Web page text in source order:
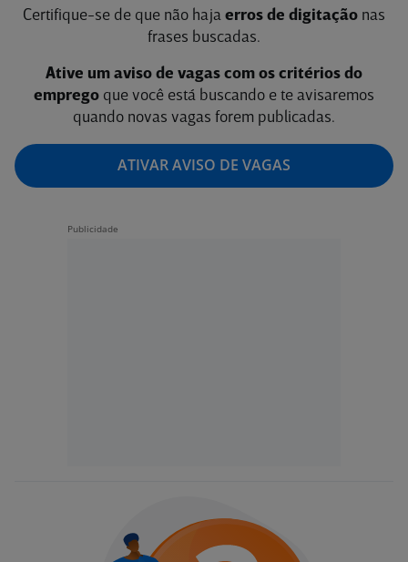
Certifique-se de que não haja erros de digitação nas
frases buscadas.
Ative um aviso de vagas com os critérios do
emprego que você está buscando e te avisaremos
quando novas vagas forem publicadas.
ATIVAR AVISO DE VAGAS